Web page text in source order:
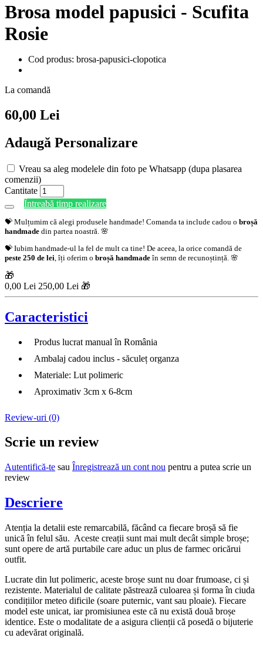
Brosa model papusici - Scufita
Rosie
Cod produs: brosa-papusici-clopotica
La comandă
60,00 Lei
Adaugă Personalizare
Vreau sa aleg modelele din foto pe Whatsapp (dupa plasarea
comenzii)
Cantitate
Întreabă timp realizare
💝 Mulțumim că alegi produsele handmade! Comanda ta include cadou o broșă
handmade din partea noastră. 🌸
💝 Iubim handmade-ul la fel de mult ca tine! De aceea, la orice comandă de
peste 250 de lei , îți oferim o broșă handmadeîn semn de recunoștință. 🌸
🎁
0,00 Lei 250,00 Lei 🎁
Caracteristici
Produs lucrat manual în România
Ambalaj cadou inclus - săculeț organza
Materiale: Lut polimeric
Aproximativ 3cm x 6-8cm
Review-uri (0)
Scrie un review
Autentifică-te sau Înregistrează un cont nou pentru a putea scrie un
review
Descriere
Atenția la detalii este remarcabilă, făcând ca fiecare broșă să fie
unică în felul său. Aceste creații sunt mai mult decât simple broșe;
sunt opere de artă purtabile care aduc un plus de farmec oricărui
outfit.
Lucrate din lut polimeric, aceste broșe sunt nu doar frumoase, ci și
rezistente. Materialul de calitate păstrează culoarea și forma în ciuda
condițiilor meteo dificile (soare puternic, vant sau ploaie). Fiecare
model este unicat, iar promisiunea este că nu există două broșe
identice. Este o modalitate de a asigura clienții că posedă o bijuterie
cu adevărat originală.